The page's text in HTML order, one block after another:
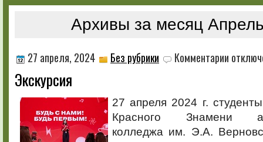
Архивы за месяц
27 апреля, 2024 Без рубрики Комментарии записи
Экскурсия
27 апреля 2024 г.
Красного Знамени
колледжа им. Э.А.